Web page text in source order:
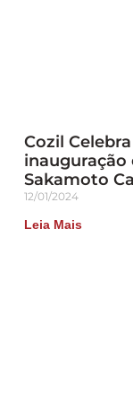
Cozil
inauguração
Sakamoto
12/01/2024
Leia Mais